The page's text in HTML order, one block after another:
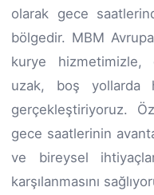
olarak gece
bölgedir. MBM
kurye hizmetimizle,
uzak, boş yollarda
gerçekleştiriyoruz.
gece saatlerinin
ve bireysel
karşılanmasını